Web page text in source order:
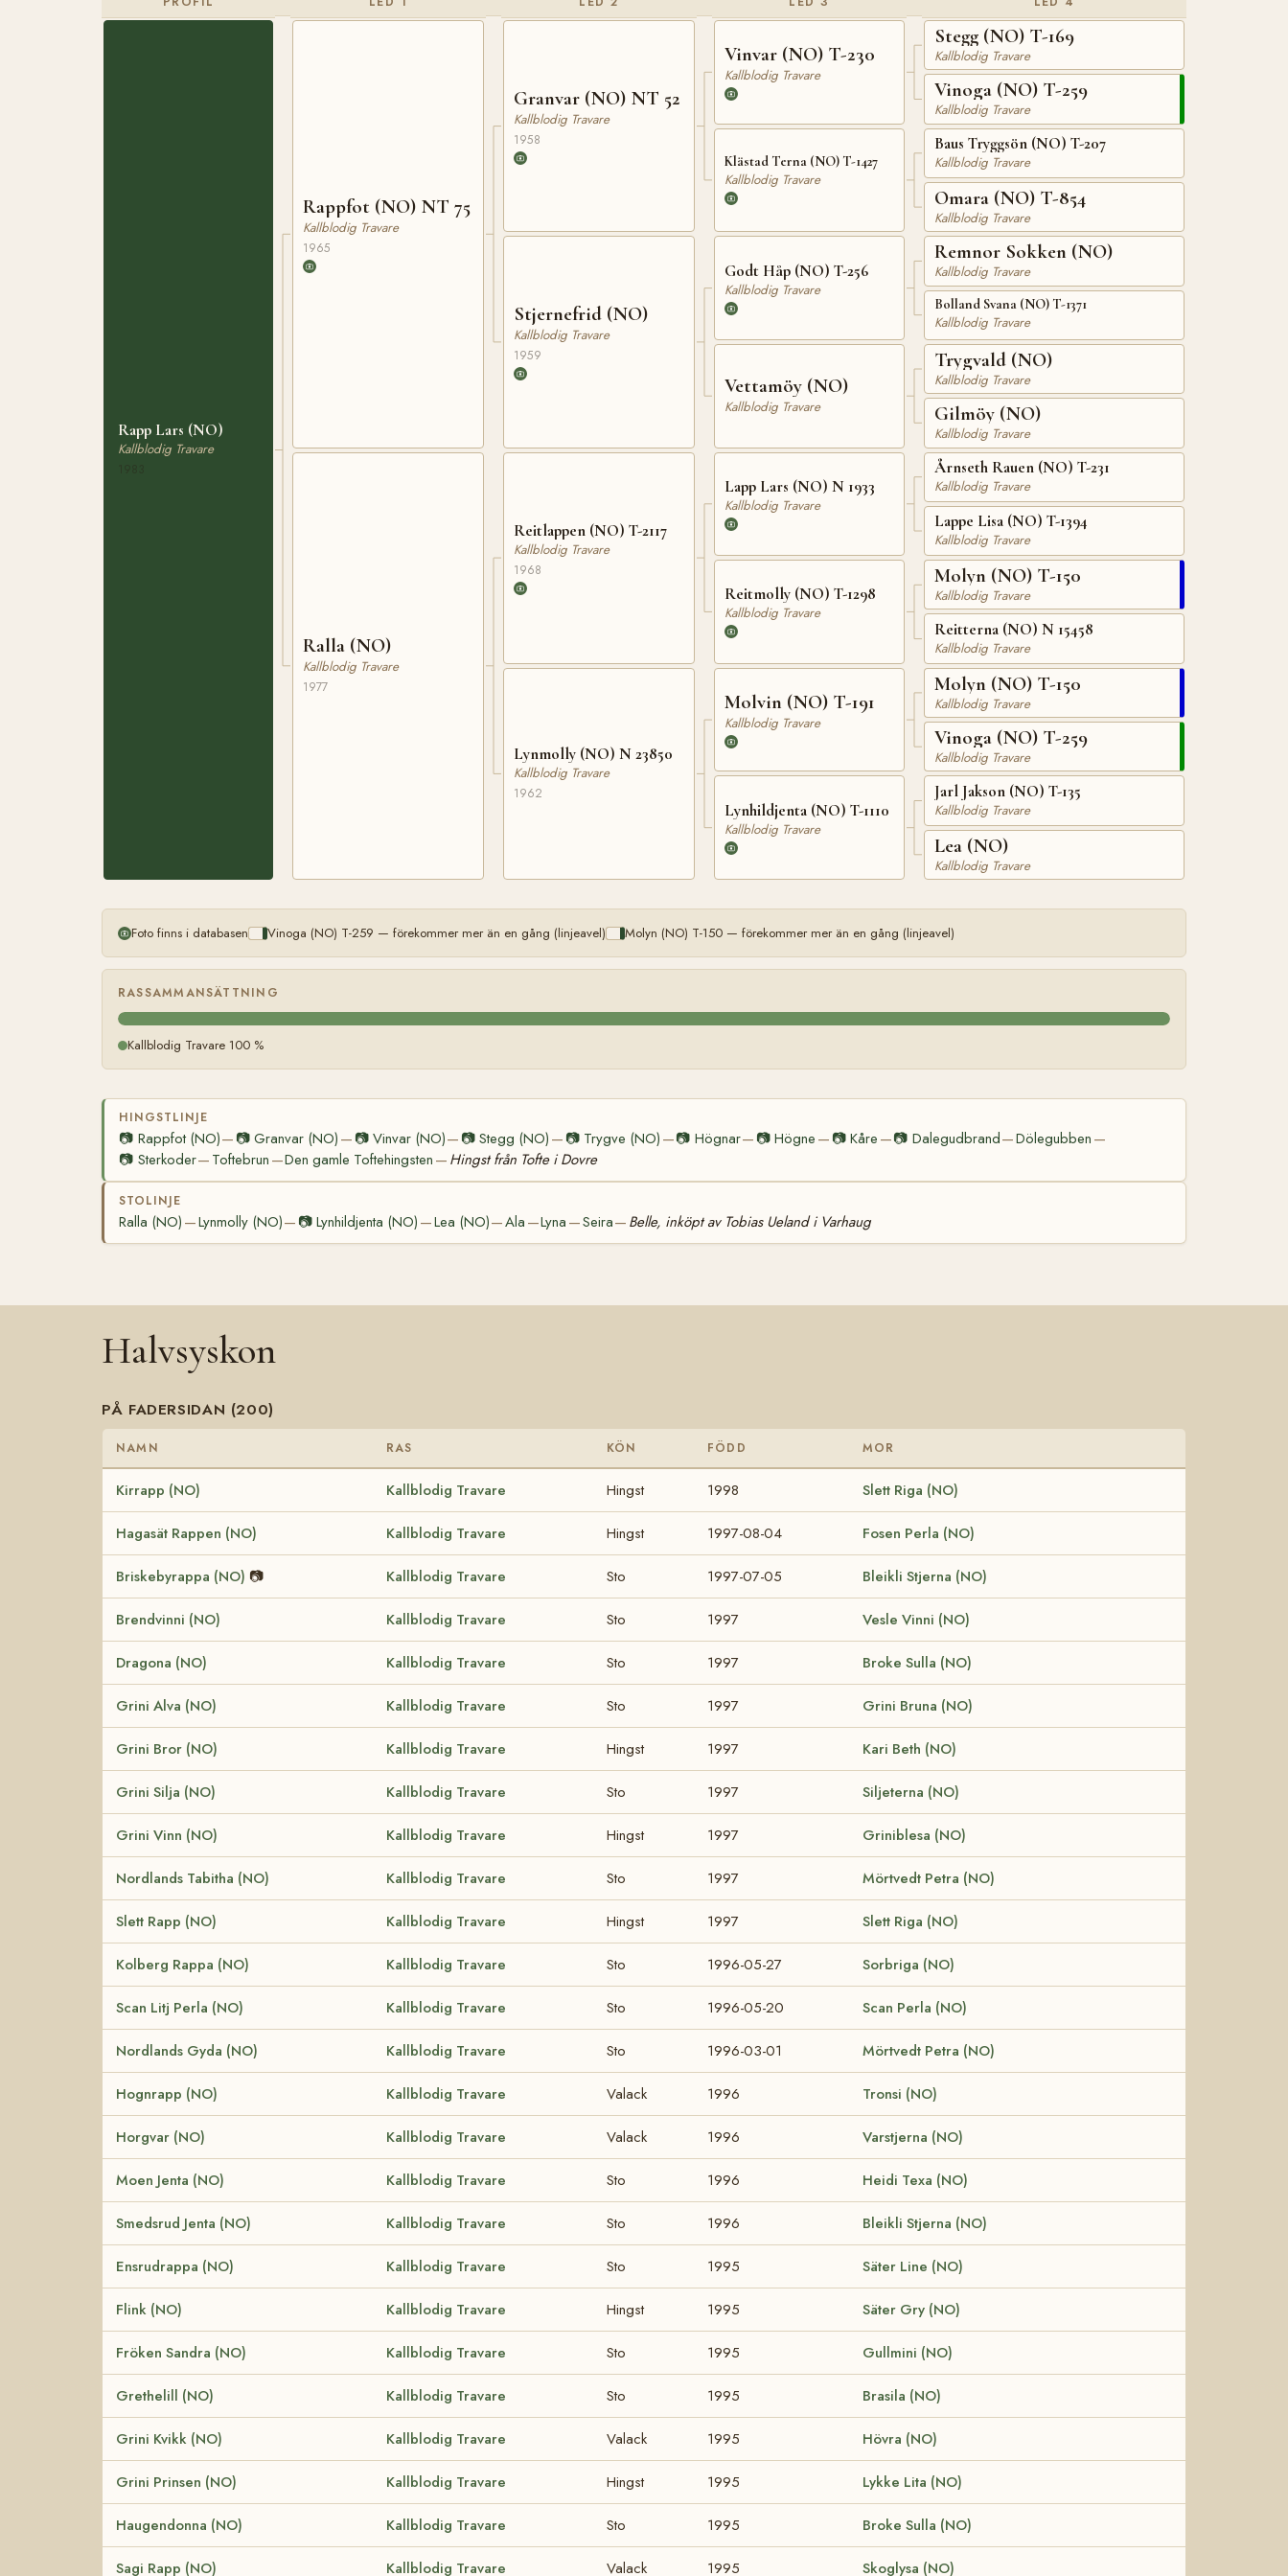
Rapp Lars (NO)
Kallblodig Travare
Rappfot (NO) NT 75
Kallblodig Travare
1965
Ralla (NO)
Kallblodig Travare
1977
Granvar (NO) NT 52
Kallblodig Travare
1958
Stjernefrid (NO)
Kallblodig Travare
1959
Reitlappen (NO) T-2117
Kallblodig Travare
1968
Lynmolly (NO) N 23850
Kallblodig Travare
1962
Vinvar (NO) T-230
Kallblodig Travare
Klästad Terna (NO) T-1427
Kallblodig Travare
Godt Håp (NO) T-256
Kallblodig Travare
Vettamöy (NO)
Kallblodig Travare
Lapp Lars (NO) N 1933
Kallblodig Travare
Reitmolly (NO) T-1298
Kallblodig Travare
Molvin (NO) T-191
Kallblodig Travare
Lynhildjenta (NO) T-1110
Kallblodig Travare
Stegg (NO) T-169
Kallblodig Travare
Vinoga (NO) T-259
Kallblodig Travare
Baus Tryggsön (NO) T-207
Kallblodig Travare
Omara (NO) T-854
Kallblodig Travare
Remnor Sokken (NO)
Kallblodig Travare
Bolland Svana (NO) T-1371
Kallblodig Travare
Trygvald (NO)
Kallblodig Travare
Gilmöy (NO)
Kallblodig Travare
Årnseth Rauen (NO) T-231
Kallblodig Travare
Lappe Lisa (NO) T-1394
Kallblodig Travare
Molyn (NO) T-150
Kallblodig Travare
Reitterna (NO) N 15458
Kallblodig Travare
Molyn (NO) T-150
Kallblodig Travare
Vinoga (NO) T-259
Kallblodig Travare
Jarl Jakson (NO) T-135
Kallblodig Travare
Lea (NO)
Kallblodig Travare
Foto finns i databasen Vinoga (NO) T-259 — förekommer mer än en gång (linjeavel) Molyn (NO) T-150 — förekommer mer än en gång (linjeavel)
RASSAMMANSÄTTNING
Kallblodig Travare 100 %
HINGSTLINJE
📷 Rappfot (NO)— 📷Granvar (NO) — 📷 Vinvar (NO)— 📷 Stegg (NO) — 📷 Trygve (NO) —📷 Högnar— 📷Högne — 📷Kåre —📷 Dalegudbrand—Dölegubben —
📷 Sterkoder— Toftebrun —Den gamle Toftehingsten — Hingst från Tofte i Dovre
STOLINJE
Ralla (NO) —Lynmolly (NO)— 📷Lynhildjenta (NO) —Lea (NO)—Ala —Lyna —Seira— Belle, inköpt av Tobias Ueland i Varhaug
Halvsyskon
PÅ FADERSIDAN (200)
NAMN RAS KÖN FÖDD MOR
Kirrapp (NO) Kallblodig Travare Hingst 1998 Slett Riga (NO)
Hagasät Rappen (NO) Kallblodig Travare Hingst 1997-08-04 Fosen Perla (NO)
Briskebyrappa (NO) 📷 Kallblodig Travare Sto 1997-07-05 Bleikli Stjerna (NO)
Brendvinni (NO) Kallblodig Travare Sto 1997 Vesle Vinni (NO)
Dragona (NO) Kallblodig Travare Sto 1997 Broke Sulla (NO)
Grini Alva (NO) Kallblodig Travare Sto 1997 Grini Bruna (NO)
Grini Bror (NO) Kallblodig Travare Hingst 1997 Kari Beth (NO)
Grini Silja (NO) Kallblodig Travare Sto 1997 Siljeterna (NO)
Grini Vinn (NO) Kallblodig Travare Hingst 1997 Griniblesa (NO)
Nordlands Tabitha (NO) Kallblodig Travare Sto 1997 Mörtvedt Petra (NO)
Slett Rapp (NO) Kallblodig Travare Hingst 1997 Slett Riga (NO)
Kolberg Rappa (NO) Kallblodig Travare Sto 1996-05-27 Sorbriga (NO)
Scan Litj Perla (NO) Kallblodig Travare Sto 1996-05-20 Scan Perla (NO)
Nordlands Gyda (NO) Kallblodig Travare Sto 1996-03-01 Mörtvedt Petra (NO)
Hognrapp (NO) Kallblodig Travare Valack 1996 Tronsi (NO)
Horgvar (NO) Kallblodig Travare Valack 1996 Varstjerna (NO)
Moen Jenta (NO) Kallblodig Travare Sto 1996 Heidi Texa (NO)
Smedsrud Jenta (NO) Kallblodig Travare Sto 1996 Bleikli Stjerna (NO)
Ensrudrappa (NO) Kallblodig Travare Sto 1995 Säter Line (NO)
Flink (NO) Kallblodig Travare Hingst 1995 Säter Gry (NO)
Fröken Sandra (NO) Kallblodig Travare Sto 1995 Gullmini (NO)
Grethelill (NO) Kallblodig Travare Sto 1995 Brasila (NO)
Grini Kvikk (NO) Kallblodig Travare Valack 1995 Hövra (NO)
Grini Prinsen (NO) Kallblodig Travare Hingst 1995 Lykke Lita (NO)
Haugendonna (NO) Kallblodig Travare Sto 1995 Broke Sulla (NO)
Sagi Rapp (NO) Kallblodig Travare Valack 1995 Skoglysa (NO)